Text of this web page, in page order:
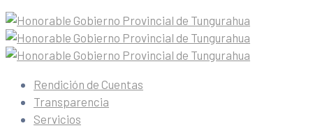
Rendición de Cuentas
Transparencia
Servicios